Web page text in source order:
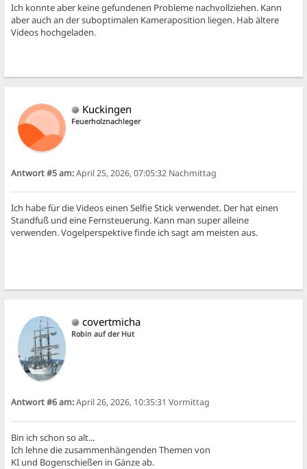
Ich konnte aber keine gefundenen Probleme nachvollziehen. Kann
aber auch an der suboptimalen Kameraposition liegen. Hab ältere
Videos hochgeladen.
Kuckingen
Feuerholznachleger
Antwort #5 am:April 25, 2026, 07:05:32 Nachmittag
Ich habe für die Videos einen Selfie Stick verwendet. Der hat einen
Standfuß und eine Fernsteuerung. Kann man super alleine
verwenden. Vogelperspektive finde ich sagt am meisten aus.
covertmicha
Robin auf der Hut
Antwort #6 am:April 26, 2026, 10:35:31 Vormittag
Bin ich schon so alt...
Ich lehne die zusammenhängenden Themen von
KI und Bogenschießen in Gänze ab.